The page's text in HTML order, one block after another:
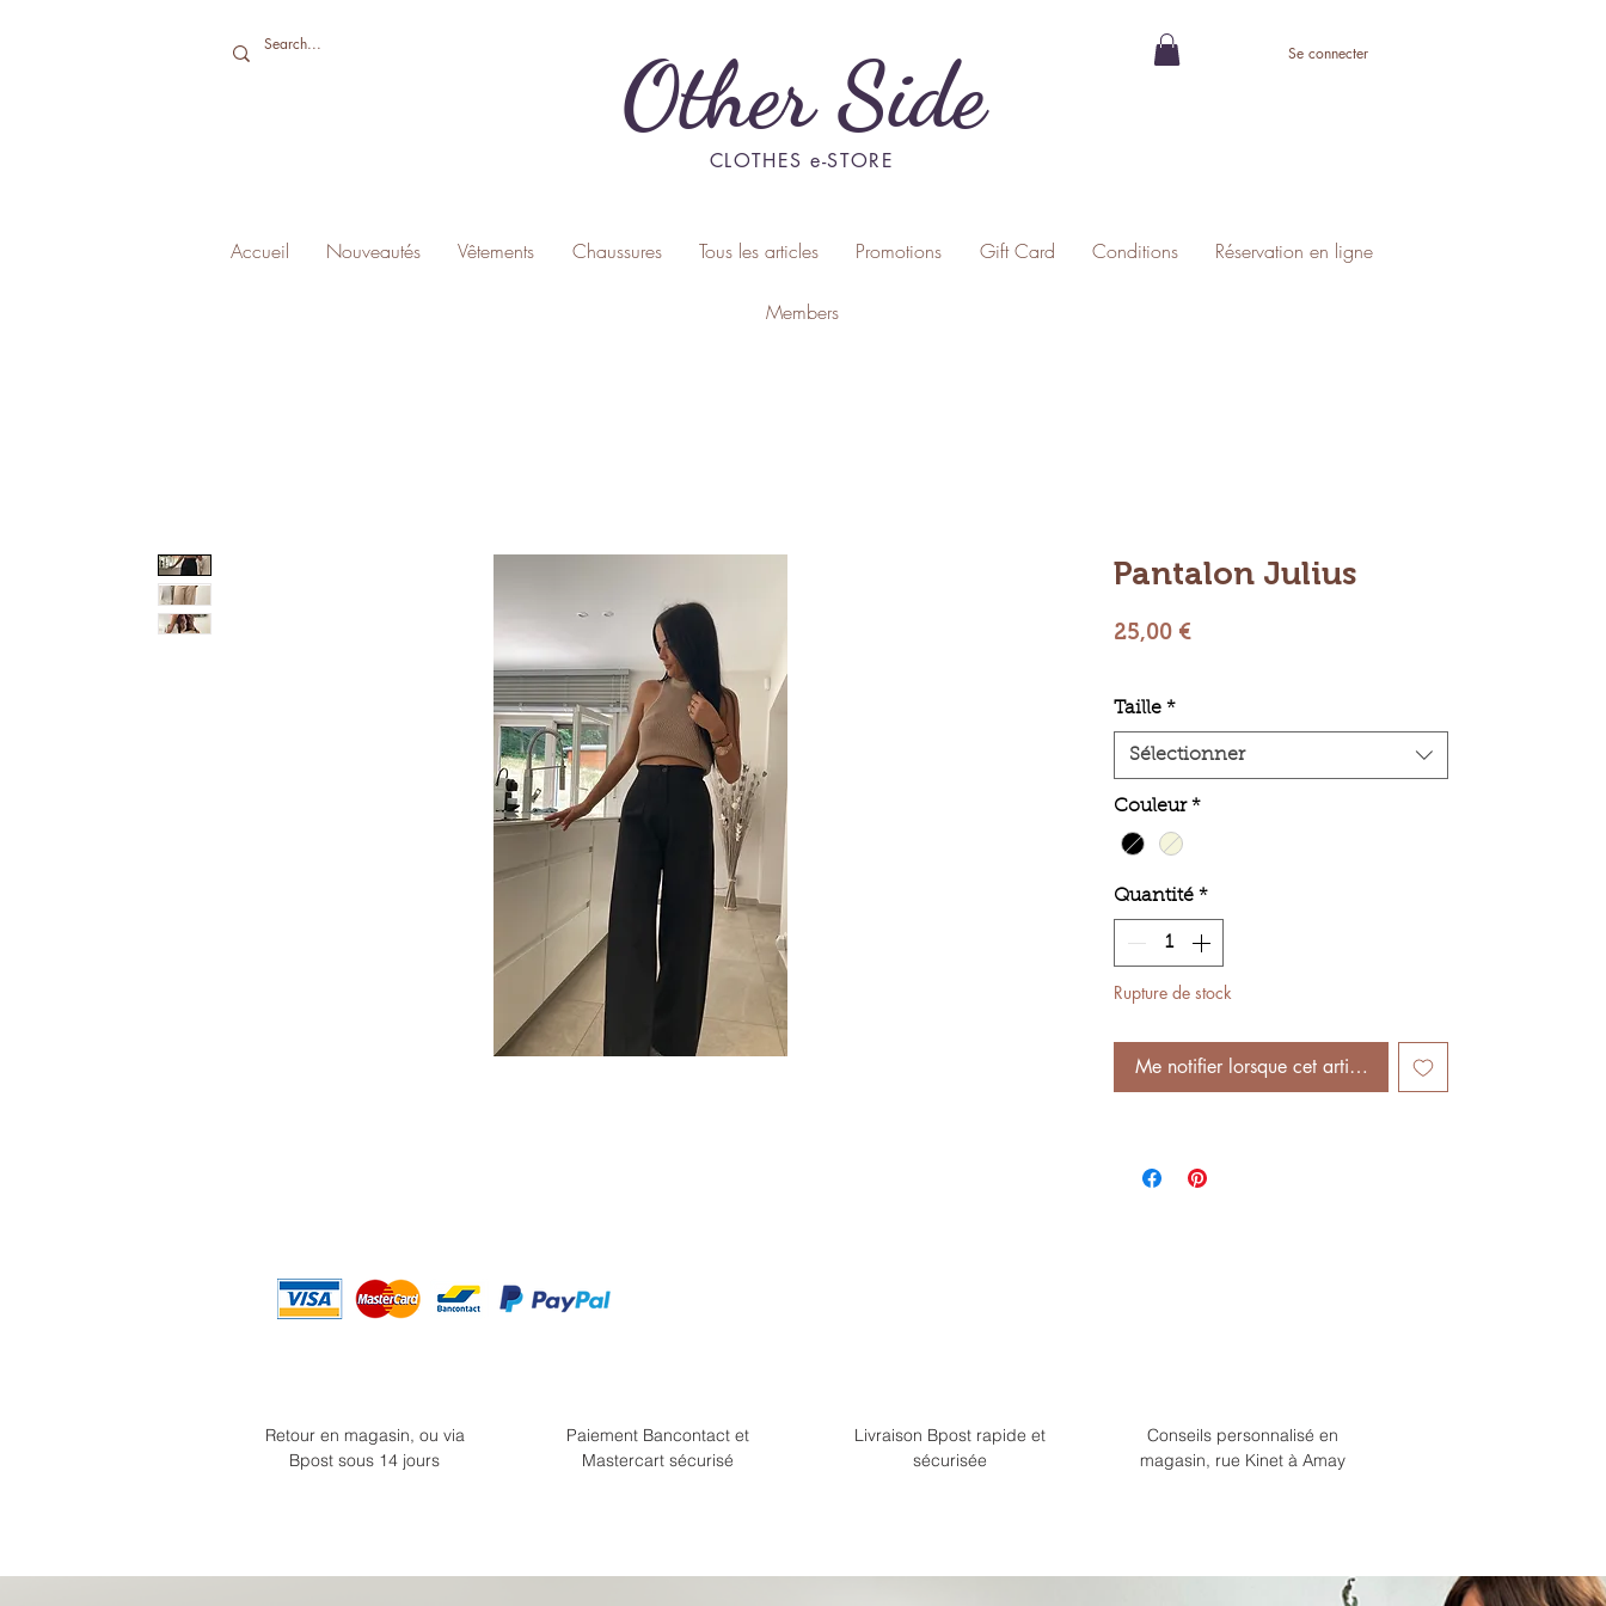
Other Side
CLOTHES e-STORE
Se connecter
Accueil Nouveautés Vêtements Chaussures Tous les articles Promotions Gift Card Conditions Réservation en ligne
Members
Pantalon Julius
25,00 €Prix
Taille *
Sélectionner
Couleur *
Quantité *
Rupture de stock
Me notifier lorsque cet article est disponible
Retour en magasin, ou via
Bpost sous 14 jours
Paiement Bancontact et
Mastercart sécurisé
Livraison Bpost rapide et
sécurisée
Conseils personnalisé en
magasin, rue Kinet à Amay